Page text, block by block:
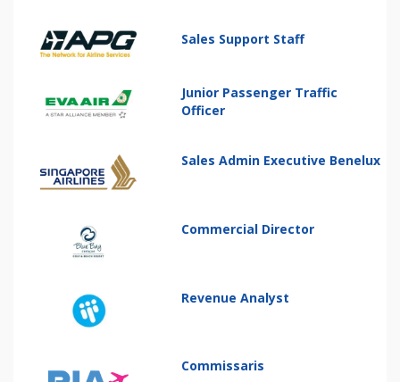
Sales Support Staff
Junior Passenger Traffic
Officer
Sales Admin Executive Benelux
Commercial Director
Revenue Analyst
Commissaris